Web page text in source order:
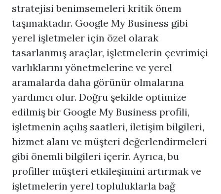
stratejisi benimsemeleri kritik önem
taşımaktadır. Google My Business gibi
yerel işletmeler için özel olarak
tasarlanmış araçlar, işletmelerin çevrimiçi
varlıklarını yönetmelerine ve yerel
aramalarda daha görünür olmalarına
yardımcı olur. Doğru şekilde optimize
edilmiş bir Google My Business profili,
işletmenin açılış saatleri, iletişim bilgileri,
hizmet alanı ve müşteri değerlendirmeleri
gibi önemli bilgileri içerir. Ayrıca, bu
profiller müşteri etkileşimini artırmak ve
işletmelerin yerel topluluklarla bağ